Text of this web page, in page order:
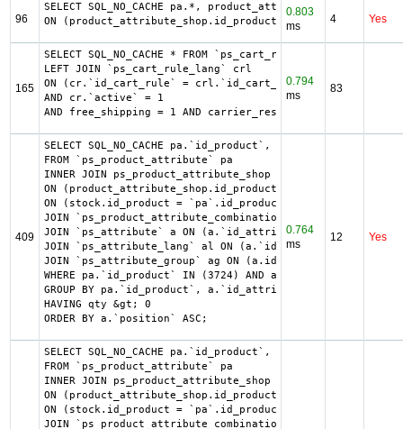
96
SELECT SQL_NO_CACHE pa.*,
ON (product_attribute_shop.id_product_attribute =
0.803
ms
4 Yes
165
SELECT SQL_NO_CACHE * FROM `ps_cart_rule` cr
LEFT JOIN `ps_cart_rule_lang` crl
ON (cr.`id_cart_rule` = crl.`id_cart_rule` AND crl.`id_lang`
AND cr.`active` = 1
AND free_shipping = 1 AND carrier_restriction = 1
0.794
ms
83
409
SELECT SQL_NO_CACHE pa.`id_product`, a.`color`,
FROM `ps_product_attribute` pa
INNER JOIN ps_product_attribute_shop
ON (product_attribute_shop.id_product_attribute =
ON (stock.id_product = `pa`.id_product AND
JOIN `ps_product_attribute_combination` pac ON
JOIN `ps_attribute` a ON (a.`id_attribute` =
JOIN `ps_attribute_lang` al ON (a.`id_attribute` =
JOIN `ps_attribute_group` ag ON (a.id_attribute_group =
WHERE pa.`id_product` IN (3724) AND ag.`is_color_group`
GROUP BY pa.`id_product`, a.`id_attribute`, `group_by`
HAVING qty &gt; 0
ORDER BY a.`position` ASC;
0.764
ms
12 Yes
SELECT SQL_NO_CACHE pa.`id_product`, a.`color`,
FROM `ps_product_attribute` pa
INNER JOIN ps_product_attribute_shop
ON (product_attribute_shop.id_product_attribute =
ON (stock.id_product = `pa`.id_product AND
JOIN `ps_product_attribute_combination` pac ON